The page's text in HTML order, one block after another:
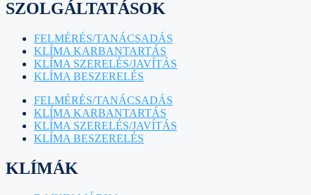
SZOLGÁLTATÁSOK
FELMÉRÉS/TANÁCSADÁS
KLÍMA KARBANTARTÁS
KLÍMA SZERELÉS/JAVÍTÁS
KLÍMA BESZERELÉS
FELMÉRÉS/TANÁCSADÁS
KLÍMA KARBANTARTÁS
KLÍMA SZERELÉS/JAVÍTÁS
KLÍMA BESZERELÉS
KLÍMÁK